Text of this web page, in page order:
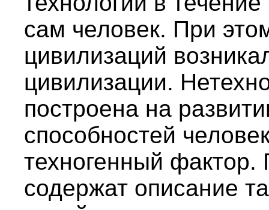
сам человек. При
цивилизаций
цивилизации.
построена на
способностей
техногенный фактор.
содержат описание